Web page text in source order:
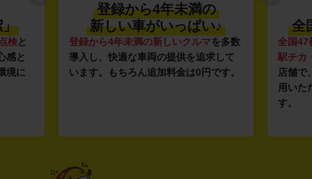
」
検と
感と
境に
登録から4年未満の
新しい車がいっぱい♪
登録から4年未満の新しいクルマを多数
導入し、快適な車両の提供を追求して
います。もちろん追加料金は0円です。
全
全国47
駅チカ
店舗で
用いた
す。